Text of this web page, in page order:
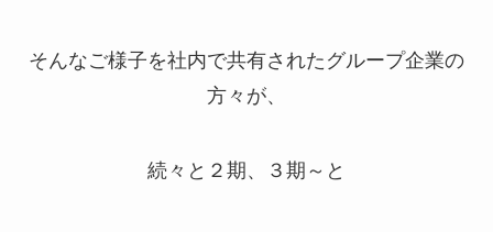
そんなご様子を社内で共有されたグループ企業の
方々が、
続々と２期、３期～と